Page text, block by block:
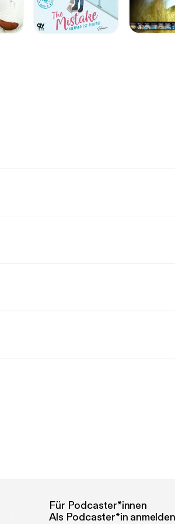
Für Podcaster*innen
Als Podcaster*in anmelden